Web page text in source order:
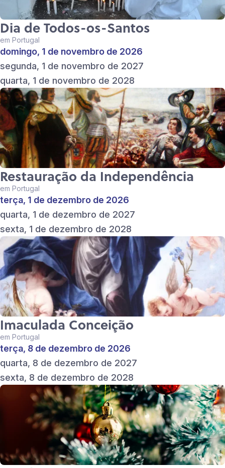
Dia de Todos-os-Santos
em Portugal
domingo, 1 de novembro de 2026
segunda, 1 de novembro de 2027
quarta, 1 de novembro de 2028
Restauração da Independência
em Portugal
terça, 1 de dezembro de 2026
quarta, 1 de dezembro de 2027
sexta, 1 de dezembro de 2028
Imaculada Conceição
em Portugal
terça, 8 de dezembro de 2026
quarta, 8 de dezembro de 2027
sexta, 8 de dezembro de 2028